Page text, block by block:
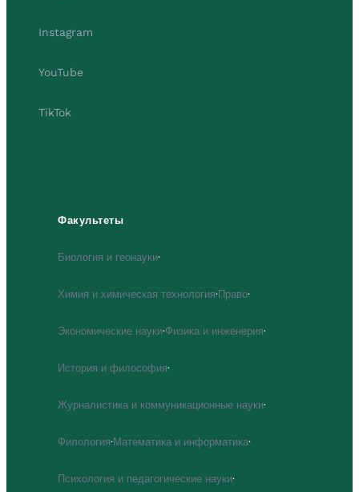
Instagram
YouTube
TikTok
Факультеты
Биология и геонауки·
Химия и химическая технология·Право·
Экономические науки·Физика и инженерия·
История и философия·
Журналистика и коммуникационные науки·
Филология·Математика и информатика·
Психология и педагогические науки·